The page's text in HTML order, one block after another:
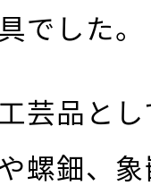
でした。
芸品と
螺鈿、